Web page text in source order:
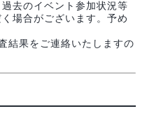
去のイベント参加状況等
場合がございます。予め
結果をご連絡いたしますの